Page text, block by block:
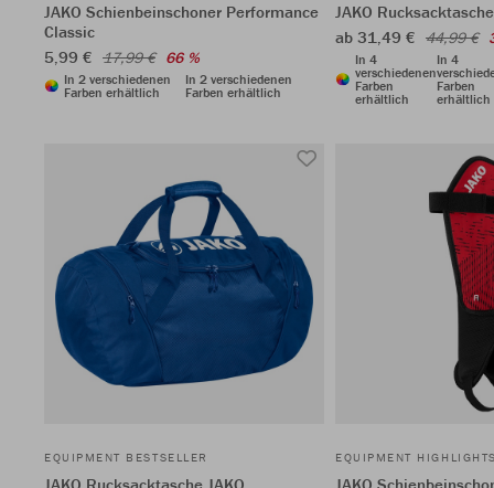
JAKO Schienbeinschoner Performance
Classic
5,99 € 17,99 € 66 %
In 2 verschiedenen
Farben erhältlich
In 2 verschiedenen
Farben erhältlich
JAKO
ab 31,49 € 44,99 €
In 4
verschiedenen
Farben
erhältlich
In 4
Farben
erhältlich
EQUIPMENT BESTSELLER EQUIPMENT